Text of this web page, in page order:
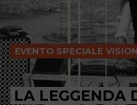
EVENTO SPECIALE
LA LEGGENDA